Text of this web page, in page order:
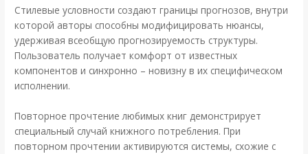
Стилевые условности создают границы прогнозов, внутри
которой авторы способны модифицировать нюансы,
удерживая всеобщую прогнозируемость структуры.
Пользователь получает комфорт от известных
компонентов и синхронно – новизну в их специфическом
исполнении.
Повторное прочтение любимых книг демонстрирует
специальный случай книжного потребления. При
повторном прочтении активируются системы, схожие с